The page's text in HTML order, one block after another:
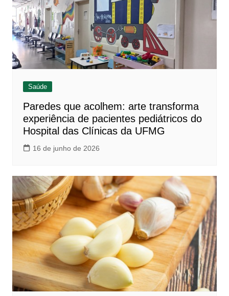
Saúde
Paredes que acolhem: arte transforma
experiência de pacientes pediátricos do
Hospital das Clínicas da UFMG
16 de junho de 2026